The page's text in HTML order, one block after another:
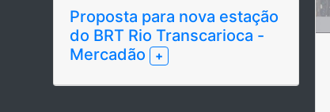
Proposta para nova estação
do BRT Rio Transcarioca -
Mercadão
+